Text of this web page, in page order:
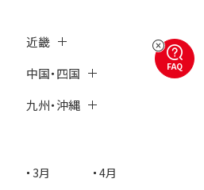
近畿
中国・四国
九州・沖縄
3月
4月
FAQ